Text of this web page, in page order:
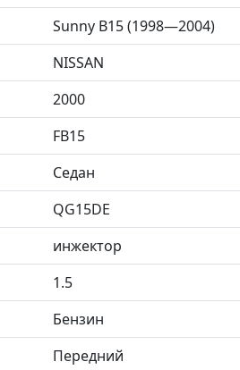
Sunny B15 (1998—2004)
NISSAN
2000
FB15
Седан
QG15DE
инжектор
1.5
Бензин
Передний